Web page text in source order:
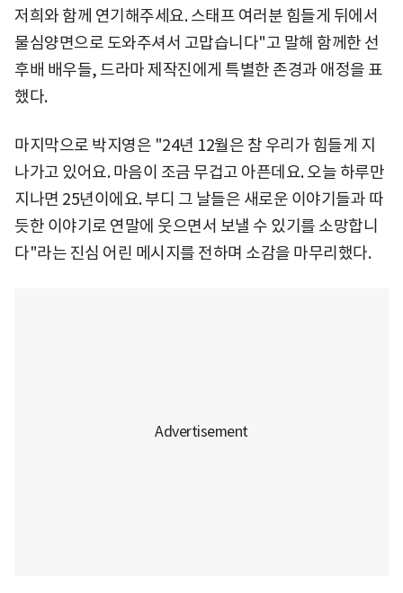
저희와 함께 연기해주세요. 스태프 여러분 힘들게 뒤에서
물심양면으로 도와주셔서 고맙습니다"고 말해 함께한 선
후배 배우들, 드라마 제작진에게 특별한 존경과 애정을 표
했다.
마지막으로 박지영은 "24년 12월은 참 우리가 힘들게 지
나가고 있어요. 마음이 조금 무겁고 아픈데요. 오늘 하루만
지나면 25년이에요. 부디 그 날들은 새로운 이야기들과 따
듯한 이야기로 연말에 웃으면서 보낼 수 있기를 소망합니
다"라는 진심 어린 메시지를 전하며 소감을 마무리했다.